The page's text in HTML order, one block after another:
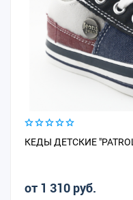
КЕДЫ ДЕТСКИЕ
от 1 310 руб.